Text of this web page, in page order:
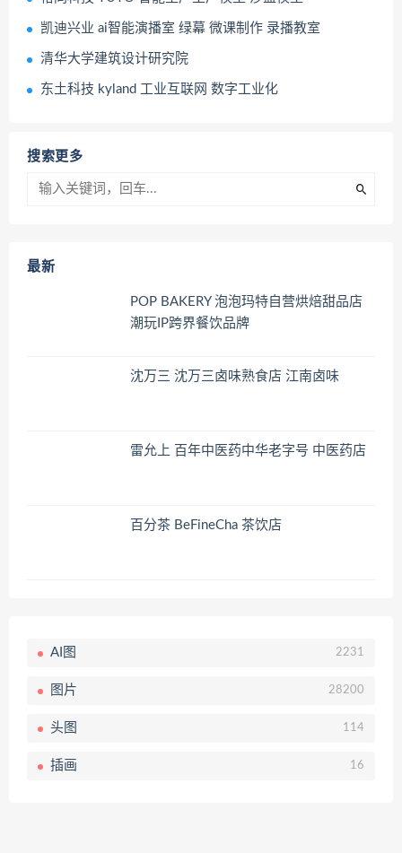
凯迪兴业 ai智能演播室 绿幕 微课制作 录播教室
清华大学建筑设计研究院
东土科技 kyland 工业互联网 数字工业化
搜索更多
最新
POP BAKERY 泡泡玛特自营烘焙甜品店
潮玩IP跨界餐饮品牌
沈万三 沈万三卤味熟食店 江南卤味
雷允上 百年中医药中华老字号 中医药店
百分茶 BeFineCha 茶饮店
AI图 2231
图片 28200
头图 114
插画 16